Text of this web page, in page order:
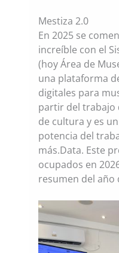
Mestiza 2.0
En 2025 se
increíble con el
(hoy Área de
una plataforma
digitales para
partir del trabajo
de cultura y es
potencia del
más.Data. Este
ocupados en
resumen del año